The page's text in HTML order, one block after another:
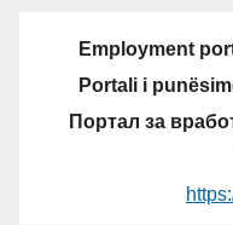
Employment
Portali i
Портал за